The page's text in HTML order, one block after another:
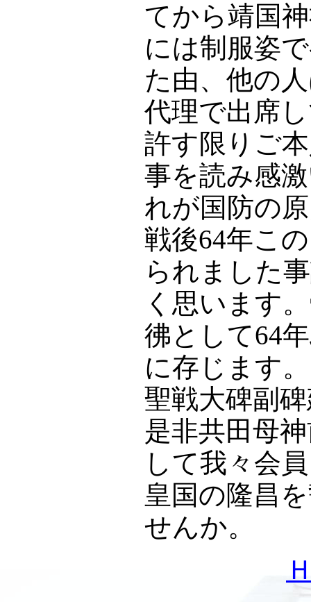
てから靖国
には制服姿
た由、他の
代理で出席
許す限りご
事を読み感
れが国防の
戦後64年こ
られました
く思います
彿として64
に存じます。
聖戦大碑副
是非共田母
して我々会
皇国の隆昌
せんか。